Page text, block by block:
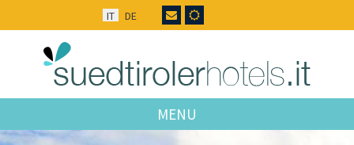
IT DE
MENU